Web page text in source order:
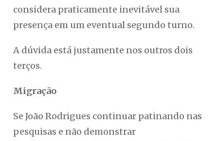
considera praticamente inevitável sua
presença em um eventual segundo turno.
A dúvida está justamente nos outros dois
terços.
Migração
Se João Rodrigues continuar patinando nas
pesquisas e não demonstrar